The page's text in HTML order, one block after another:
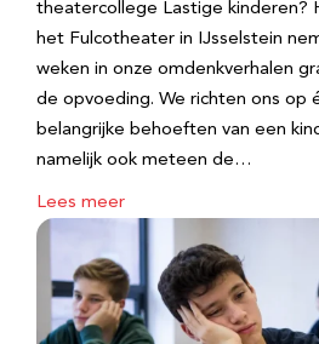
theatercollege Lastige kinderen?
het Fulcotheater in IJsselstein
weken in onze omdenkverhalen
de opvoeding. We richten ons op
belangrijke behoeften van een
namelijk ook meteen de…
Lees meer